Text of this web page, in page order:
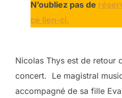
N’oubliez pas de
ce lien-ci.
Nicolas Thys est de retour
concert. Le magistral
accompagné de sa fille